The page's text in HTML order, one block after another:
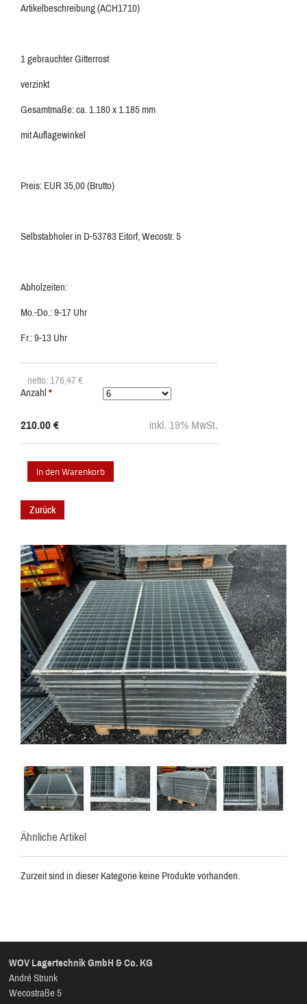
Artikelbeschreibung (ACH1710)
1 gebrauchter Gitterrost
verzinkt
Gesamtmaße: ca. 1.180 x 1.185 mm
mit Auflagewinkel
Preis: EUR 35,00 (Brutto)
Selbstabholer in D-53783 Eitorf, Wecostr. 5
Abholzeiten:
Mo.-Do.: 9-17 Uhr
Fr.: 9-13 Uhr
netto: 176,47€
Anzahl *
210.00 € inkl. 19% MwSt.
Zurück
Ähnliche Artikel
Zurzeit sind in dieser Kategorie keine Produkte vorhanden.
WOV Lagertechnik GmbH & Co. KG
André Strunk
Wecostraße 5